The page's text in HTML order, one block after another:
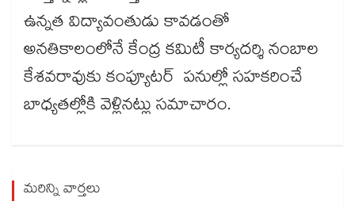
ఉన్నత విద్యావంతుడు కావడంతో
అనతికాలంలోనే కేంద్ర కమిటీ కార్యదర్శి నంబాల
కేశవరావుకు కంప్యూటర్ పనుల్లో సహకరించే
బాధ్యతల్లోకి వెళ్లినట్లు సమాచారం.
మరిన్ని వార్తలు